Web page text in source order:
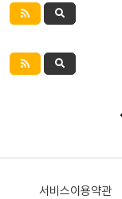
서비스이용약관